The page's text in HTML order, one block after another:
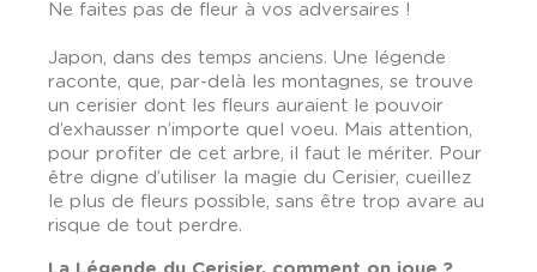
Ne faites pas de fleur à vos adversaires !
Japon, dans des temps anciens. Une légende
raconte, que, par-delà les montagnes, se trouve
un cerisier dont les fleurs auraient le pouvoir
d’exhausser n’importe quel voeu. Mais attention,
pour profiter de cet arbre, il faut le mériter. Pour
être digne d’utiliser la magie du Cerisier, cueillez
le plus de fleurs possible, sans être trop avare au
risque de tout perdre.